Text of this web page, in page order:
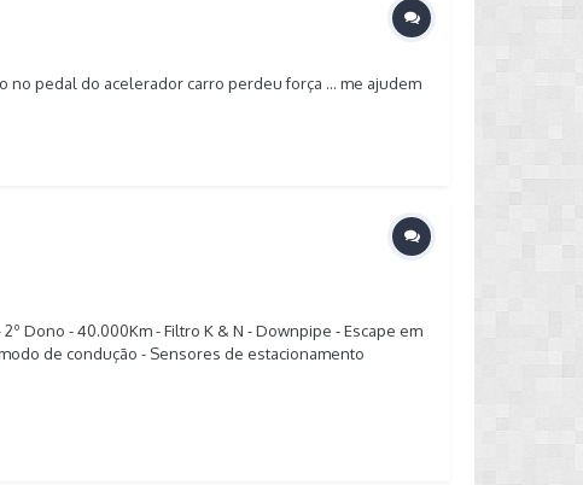
no pedal do acelerador carro perdeu força ... me ajudem
Dono - 40.000Km - Filtro K & N - Downpipe - Escape em
de condução - Sensores de estacionamento
8125-9000( Luis Felipe) Obs: tenho mais fotos do